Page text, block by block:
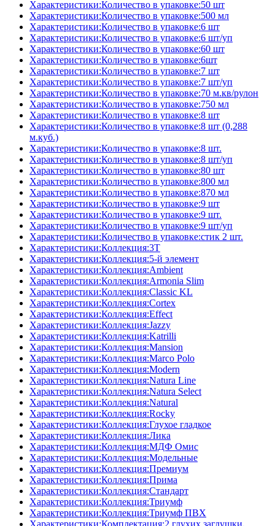
Характеристики:Количество в упаковке:50 шт
Характеристики:Количество в упаковке:500 мл
Характеристики:Количество в упаковке:6 шт
Характеристики:Количество в упаковке:6 шт/уп
Характеристики:Количество в упаковке:60 шт
Характеристики:Количество в упаковке:6шт
Характеристики:Количество в упаковке:7 шт
Характеристики:Количество в упаковке:7 шт/уп
Характеристики:Количество в упаковке:70 м.кв/рулон
Характеристики:Количество в упаковке:750 мл
Характеристики:Количество в упаковке:8 шт
Характеристики:Количество в упаковке:8 шт (0,288
м.куб.)
Характеристики:Количество в упаковке:8 шт.
Характеристики:Количество в упаковке:8 шт/уп
Характеристики:Количество в упаковке:80 шт
Характеристики:Количество в упаковке:800 мл
Характеристики:Количество в упаковке:870 мл
Характеристики:Количество в упаковке:9 шт
Характеристики:Количество в упаковке:9 шт.
Характеристики:Количество в упаковке:9 шт/уп
Характеристики:Количество в упаковке:стик 2 шт.
Характеристики:Коллекция:3T
Характеристики:Коллекция:5-й элемент
Характеристики:Коллекция:Ambient
Характеристики:Коллекция:Armonia Slim
Характеристики:Коллекция:Classic KL
Характеристики:Коллекция:Cortex
Характеристики:Коллекция:Effect
Характеристики:Коллекция:Jazzy
Характеристики:Коллекция:Katrilli
Характеристики:Коллекция:Mansion
Характеристики:Коллекция:Marco Polo
Характеристики:Коллекция:Modern
Характеристики:Коллекция:Natura Line
Характеристики:Коллекция:Natura Select
Характеристики:Коллекция:Natural
Характеристики:Коллекция:Rocky
Характеристики:Коллекция:Глухое гладкое
Характеристики:Коллекция:Лика
Характеристики:Коллекция:МДФ Омис
Характеристики:Коллекция:Модельные
Характеристики:Коллекция:Премиум
Характеристики:Коллекция:Прима
Характеристики:Коллекция:Стандарт
Характеристики:Коллекция:Триумф
Характеристики:Коллекция:Триумф ПВХ
Характеристики:Комплектация:2 глухих заглушки,